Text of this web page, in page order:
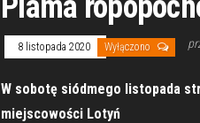
8 listopada 2020 Wyłączono
W sobotę siódmego listopada
miejscowości Lotyń